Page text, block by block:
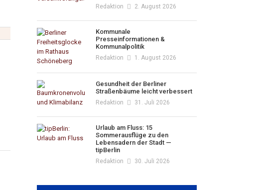
Redaktion 2. August 2026
Kommunale
Presseinformationen &
Kommunalpolitik
Redaktion 1. August 2026
Gesundheit der Berliner
Straßenbäume leicht verbessert
Redaktion 31. Juli 2026
Urlaub am Fluss: 15
Sommerausflüge zu den
Lebensadern der Stadt —
tipBerlin
Redaktion 30. Juli 2026